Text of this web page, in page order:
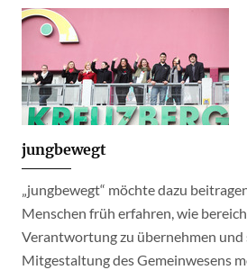
jungbewegt
„jungbewegt“ möchte dazu
Menschen früh erfahren, wie
Verantwortung zu übernehmen und
Mitgestaltung des Gemeinwesens